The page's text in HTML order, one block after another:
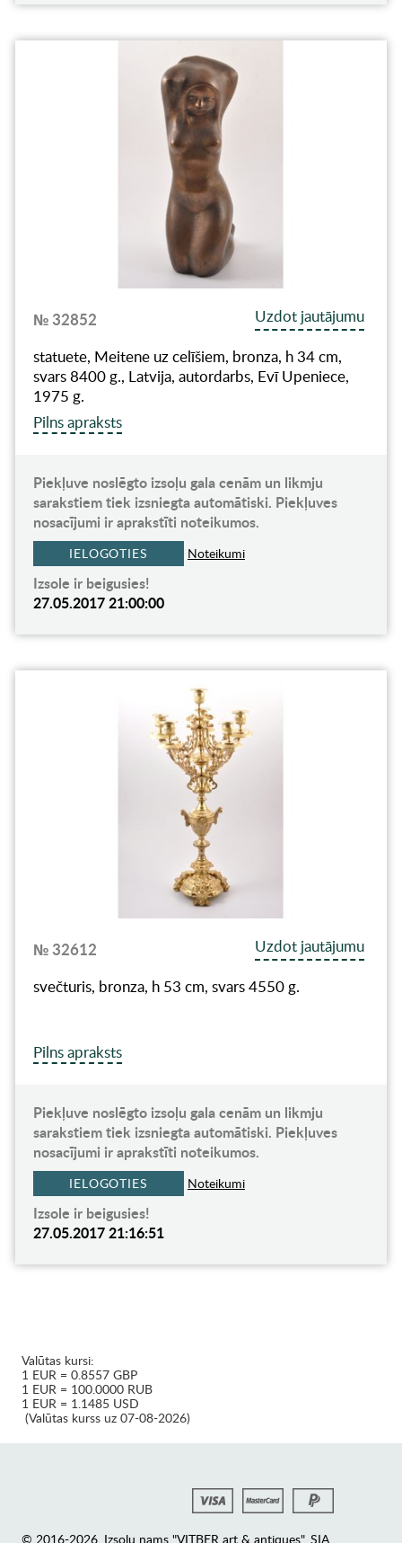
№ 32852
Uzdot jautājumu
statuete, Meitene uz celīšiem, bronza, h 34 cm,
svars 8400 g., Latvija, autordarbs, Evī Upeniece,
1975 g.
Pilns apraksts
Piekļuve noslēgto izsoļu gala cenām un likmju
sarakstiem tiek izsniegta automātiski. Piekļuves
nosacījumi ir aprakstīti noteikumos.
IELOGOTIES Noteikumi
Izsole ir beigusies!
27.05.2017 21:00:00
№ 32612
Uzdot jautājumu
svečturis, bronza, h 53 cm, svars 4550 g.
Pilns apraksts
Piekļuve noslēgto izsoļu gala cenām un likmju
sarakstiem tiek izsniegta automātiski. Piekļuves
nosacījumi ir aprakstīti noteikumos.
IELOGOTIES Noteikumi
Izsole ir beigusies!
27.05.2017 21:16:51
Valūtas kursi:
1 EUR = 0.8557 GBP
1 EUR = 100.0000 RUB
1 EUR = 1.1485 USD
(Valūtas kurss uz 07-08-2026)
© 2016-2026. Izsoļu nams "VITBER art & antiques", SIA